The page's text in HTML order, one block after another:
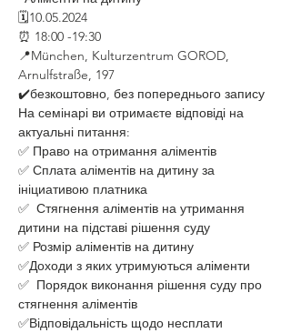
🗓10.05.2024
⏰ 18:00 -19:30
📍München, Kulturzentrum GOROD,
Arnulfstraße, 197
✔️безкоштовно, без попереднього запису
На семінарі ви отримаєте відповіді на
актуальні питання:
✅ Право на отримання аліментів
✅ Сплата аліментів на дитину за
ініциативою платника
✅  Стягнення аліментів на утримання
дитини на підставі рішення суду
✅ Розмір аліментів на дитину
✅Доходи з яких утримуються аліменти
✅  Порядок виконання рішення суду про
стягнення аліментів
✅Відповідальність щодо несплати